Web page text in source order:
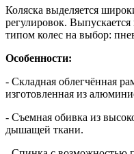
Коляска выделяется
регулировок.
типом колес на выбор:
Особенности:
- Складная облегчённая
изготовленная из
- Съемная обивка из
дышащей ткани.